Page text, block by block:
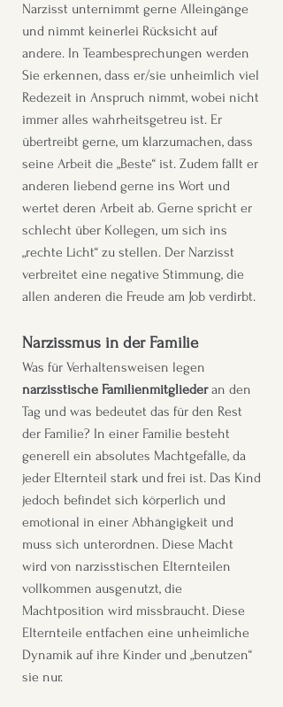
Narzisst unternimmt gerne Alleingänge
und nimmt keinerlei Rücksicht auf
andere. In Teambesprechungen werden
Sie erkennen, dass er/sie unheimlich viel
Redezeit in Anspruch nimmt, wobei nicht
immer alles wahrheitsgetreu ist. Er
übertreibt gerne, um klarzumachen, dass
seine Arbeit die „Beste“ ist. Zudem fällt er
anderen liebend gerne ins Wort und
wertet deren Arbeit ab. Gerne spricht er
schlecht über Kollegen, um sich ins
„rechte Licht“ zu stellen. Der Narzisst
verbreitet eine negative Stimmung, die
allen anderen die Freude am Job verdirbt.
Narzissmus in der Familie
Was für Verhaltensweisen legen
narzisstische Familienmitgliederan den
Tag und was bedeutet das für den Rest
der Familie? In einer Familie besteht
generell ein absolutes Machtgefälle, da
jeder Elternteil stark und frei ist. Das Kind
jedoch befindet sich körperlich und
emotional in einer Abhängigkeit und
muss sich unterordnen. Diese Macht
wird von narzisstischen Elternteilen
vollkommen ausgenutzt, die
Machtposition wird missbraucht. Diese
Elternteile entfachen eine unheimliche
Dynamik auf ihre Kinder und „benutzen“
sie nur.